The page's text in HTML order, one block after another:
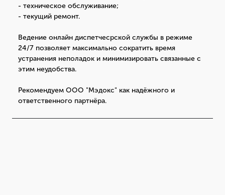
- техническое обслуживание;
- текущий ремонт.
Ведение онлайн диспетчесрской службы в режиме
24/7 позволяет максимально сократить время
устранения неполадок и минимизировать связанные с
этим неудобства.
Рекомендуем ООО "Мэдокс" как надёжного и
ответственного партнёра.